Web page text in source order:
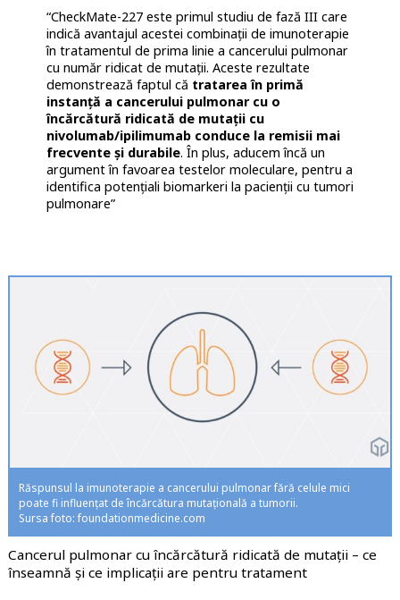
“CheckMate-227 este primul studiu de fază III care
indică avantajul acestei combinații de imunoterapie
în tratamentul de prima linie a cancerului pulmonar
cu număr ridicat de mutații. Aceste rezultate
demonstrează faptul că tratarea în primă
instanță a cancerului pulmonar cu o
încărcătură ridicată de mutații cu
nivolumab/ipilimumab conduce la remisii mai
frecvente și durabile. În plus, aducem încă un
argument în favoarea testelor moleculare, pentru a
identifica potențiali biomarkeri la pacienții cu tumori
pulmonare”
Răspunsul la imunoterapie a cancerului pulmonar fără celule mici
poate fi influențat de încărcătura mutațională a tumorii.
Sursa foto: foundationmedicine.com
Cancerul pulmonar cu încărcătură ridicată de mutații – ce
înseamnă și ce implicații are pentru tratament